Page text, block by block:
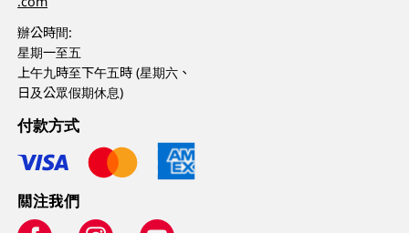
辦公時間:
星期一至五
上午九時至下午五時 (星期六、
日及公眾假期休息)
付款方式
關注我們